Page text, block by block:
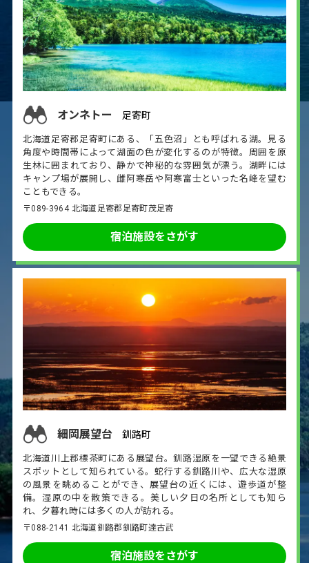
オンネトー 足寄町
北海道足寄郡足寄町にある、「五色沼」とも呼ばれる湖。見る
角度や時間帯によって湖面の色が変化するのが特徴。周囲を原
生林に囲まれており、静かで神秘的な雰囲気が漂う。湖畔には
キャンプ場が展開し、雌阿寒岳や阿寒富士といった名峰を望む
こともできる。
〒089-3964 北海道足寄郡足寄町茂足寄
宿泊施設をさがす
細岡展望台 釧路町
北海道川上郡標茶町にある展望台。釧路湿原を一望できる絶景
スポットとして知られている。蛇行する釧路川や、広大な湿原
の風景を眺めることができ、展望台の近くには、遊歩道が整
備。湿原の中を散策できる。美しい夕日の名所としても知ら
れ、夕暮れ時には多くの人が訪れる。
〒088-2141 北海道釧路郡釧路町達古武
宿泊施設をさがす